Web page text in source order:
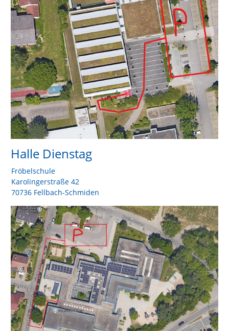
Halle Dienstag
Fröbelschule
Karolingerstraße 42
70736 Fellbach-Schmiden